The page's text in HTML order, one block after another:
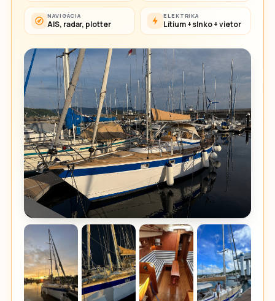
NAVIGÁCIA
AIS, radar, plotter
ELEKTRIKA
Lítium + slnko + vietor